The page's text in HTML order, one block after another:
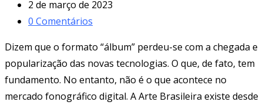
2 de março de 2023
0 Comentários
Dizem que o formato “álbum” perdeu-se com a chegada e
popularização das novas tecnologias. O que, de fato, tem
fundamento. No entanto, não é o que acontece no
mercado fonográfico digital. A Arte Brasileira existe desde